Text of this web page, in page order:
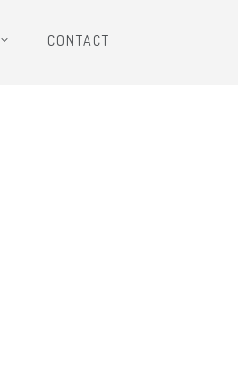
CONTACT